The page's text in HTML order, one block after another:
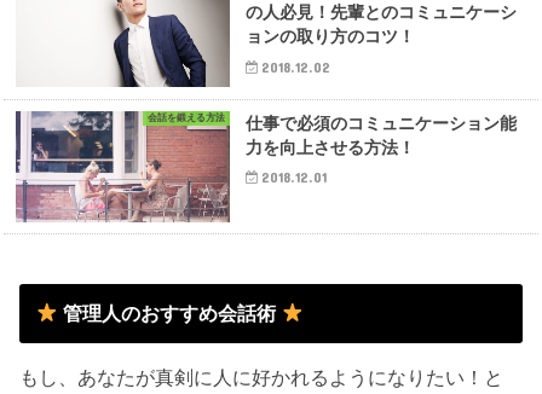
の人必見！先輩とのコミュニケーシ
ョンの取り方のコツ！
2018.12.02
会話を鍛える方法
仕事で必須のコミュニケーション能
力を向上させる方法！
2018.12.01
管理人のおすすめ会話術
もし、あなたが真剣に人に好かれるようになりたい！と